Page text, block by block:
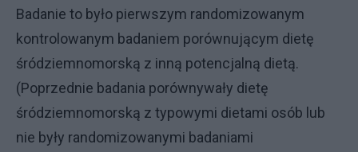
Badanie to było pierwszym randomizowanym
kontrolowanym badaniem porównującym dietę
śródziemnomorską z inną potencjalną dietą.
(Poprzednie badania porównywały dietę
śródziemnomorską z typowymi dietami osób lub
nie były randomizowanymi badaniami